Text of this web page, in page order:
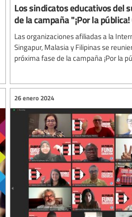
Los sindicatos educativos del
de la campaña "¡Por la
Las organizaciones afiliadas a la
Singapur, Malasia y Filipinas se
próxima fase de la campaña ¡Por la
26 enero 2024